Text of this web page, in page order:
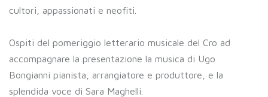
cultori, appassionati e neofiti.
Ospiti del pomeriggio letterario musicale del Cro ad
accompagnare la presentazione la musica di Ugo
Bongianni pianista, arrangiatore e produttore, e la
splendida voce di Sara Maghelli.